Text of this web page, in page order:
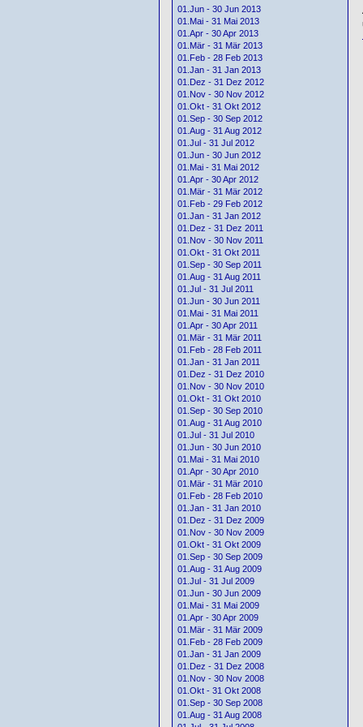
01.Jun - 30 Jun 2013
01.Mai - 31 Mai 2013
01.Apr - 30 Apr 2013
01.Mär - 31 Mär 2013
01.Feb - 28 Feb 2013
01.Jan - 31 Jan 2013
01.Dez - 31 Dez 2012
01.Nov - 30 Nov 2012
01.Okt - 31 Okt 2012
01.Sep - 30 Sep 2012
01.Aug - 31 Aug 2012
01.Jul - 31 Jul 2012
01.Jun - 30 Jun 2012
01.Mai - 31 Mai 2012
01.Apr - 30 Apr 2012
01.Mär - 31 Mär 2012
01.Feb - 29 Feb 2012
01.Jan - 31 Jan 2012
01.Dez - 31 Dez 2011
01.Nov - 30 Nov 2011
01.Okt - 31 Okt 2011
01.Sep - 30 Sep 2011
01.Aug - 31 Aug 2011
01.Jul - 31 Jul 2011
01.Jun - 30 Jun 2011
01.Mai - 31 Mai 2011
01.Apr - 30 Apr 2011
01.Mär - 31 Mär 2011
01.Feb - 28 Feb 2011
01.Jan - 31 Jan 2011
01.Dez - 31 Dez 2010
01.Nov - 30 Nov 2010
01.Okt - 31 Okt 2010
01.Sep - 30 Sep 2010
01.Aug - 31 Aug 2010
01.Jul - 31 Jul 2010
01.Jun - 30 Jun 2010
01.Mai - 31 Mai 2010
01.Apr - 30 Apr 2010
01.Mär - 31 Mär 2010
01.Feb - 28 Feb 2010
01.Jan - 31 Jan 2010
01.Dez - 31 Dez 2009
01.Nov - 30 Nov 2009
01.Okt - 31 Okt 2009
01.Sep - 30 Sep 2009
01.Aug - 31 Aug 2009
01.Jul - 31 Jul 2009
01.Jun - 30 Jun 2009
01.Mai - 31 Mai 2009
01.Apr - 30 Apr 2009
01.Mär - 31 Mär 2009
01.Feb - 28 Feb 2009
01.Jan - 31 Jan 2009
01.Dez - 31 Dez 2008
01.Nov - 30 Nov 2008
01.Okt - 31 Okt 2008
01.Sep - 30 Sep 2008
01.Aug - 31 Aug 2008